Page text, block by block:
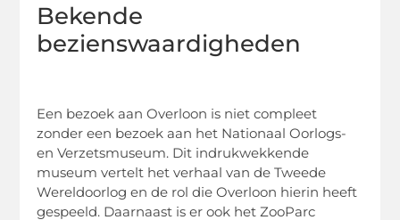
Bekende
bezienswaardigheden
Een bezoek aan Overloon is niet compleet
zonder een bezoek aan het Nationaal Oorlogs-
en Verzetsmuseum. Dit indrukwekkende
museum vertelt het verhaal van de Tweede
Wereldoorlog en de rol die Overloon hierin heeft
gespeeld. Daarnaast is er ook het ZooParc